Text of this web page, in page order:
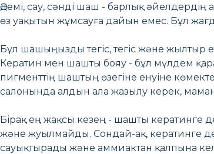
Әдемі, сау, сәнді шаш - барлық
өз уақытын жұмсауға дайын емес. Бұл
Бұл шашыңызды тегіс, тегіс және жылтыр
Кератин мен шашты бояу - бұл мүлдем
пигменттің шаштың өзегіне енуіне
салонында алдын ала жазылу керек,
Бірақ ең жақсы кезең - шашты кератинге
және жуылмайды. Сондай-ақ, кератинге
сауықтырады және аммиактан қалпына